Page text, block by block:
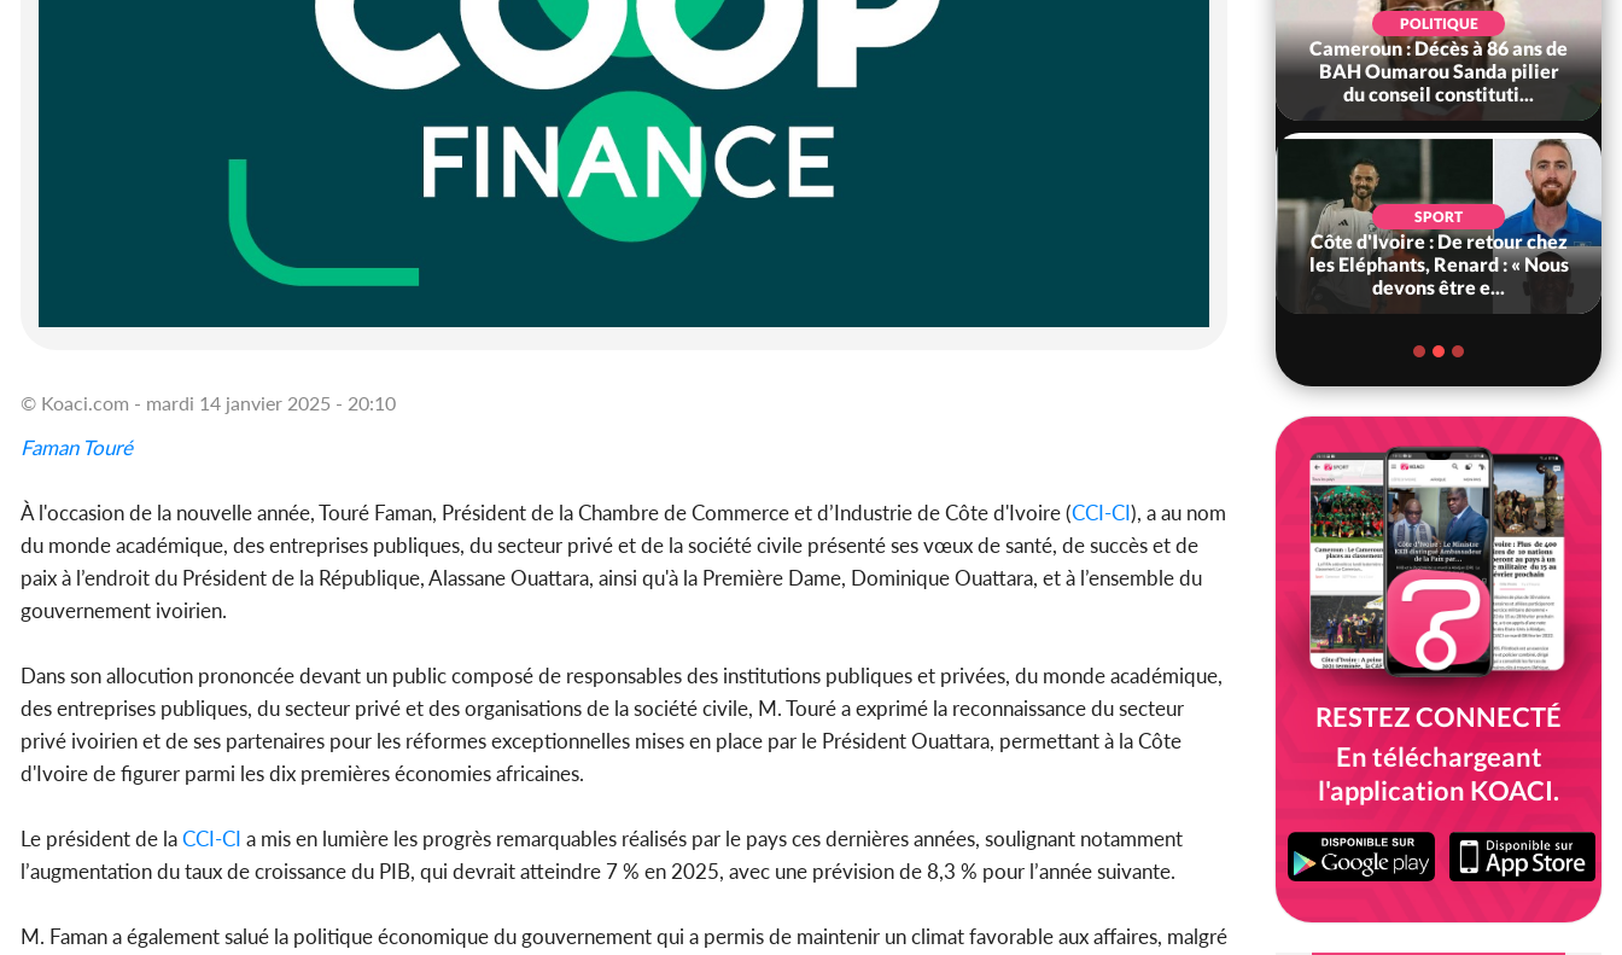
© Koaci.com - mardi 14 janvier 2025 - 20:10
Faman Touré
À l'occasion de la nouvelle année, Touré Faman, Président de la Chambre de Commerce et d’Industrie de Côte d'Ivoire (CCI-CI), a au nom
du monde académique, des entreprises publiques, du secteur privé et de la société civile présenté ses vœux de santé, de succès et de
paix à l’endroit du Président de la République, Alassane Ouattara, ainsi qu'à la Première Dame, Dominique Ouattara, et à l’ensemble du
gouvernement ivoirien.
Dans son allocution prononcée devant un public composé de responsables des institutions publiques et privées, du monde académique,
des entreprises publiques, du secteur privé et des organisations de la société civile, M. Touré a exprimé la reconnaissance du secteur
privé ivoirien et de ses partenaires pour les réformes exceptionnelles mises en place par le Président Ouattara, permettant à la Côte
d'Ivoire de figurer parmi les dix premières économies africaines.
Le président de laCCI-CI a mis en lumière les progrès remarquables réalisés par le pays ces dernières années, soulignant notamment
l’augmentation du taux de croissance du PIB, qui devrait atteindre 7 % en 2025, avec une prévision de 8,3 % pour l’année suivante.
M. Faman a également salué la politique économique du gouvernement qui a permis de maintenir un climat favorable aux affaires, malgré
POLITIQUE
Cameroun : Décès à 86 ans de
BAH Oumarou Sanda pilier
du conseil constituti...
SPORT
Côte d'Ivoire : De retour chez
les Eléphants, Renard : « Nous
devons être e...
RESTEZ CONNECTÉ
En téléchargeant
l'application KOACI.